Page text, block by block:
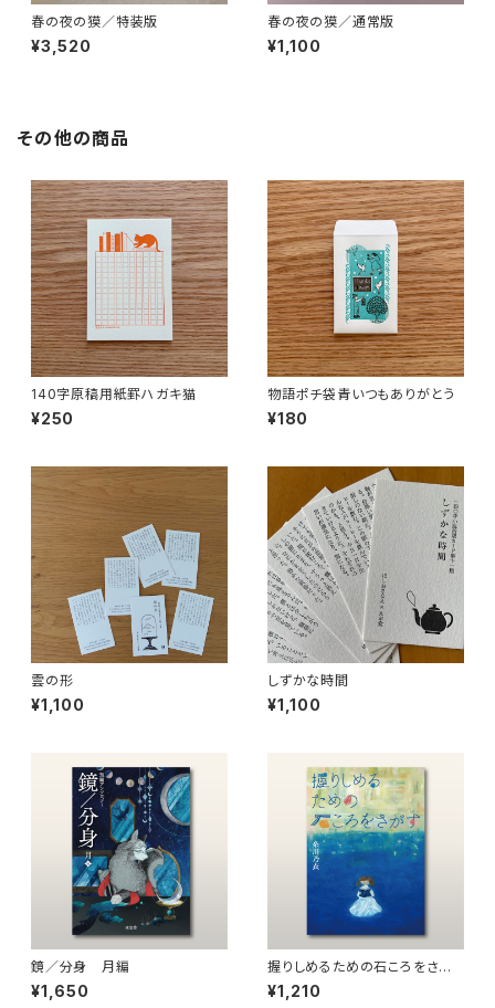
春の夜の獏／特装版
¥3,520
春の夜の獏／通常版
¥1,100
その他の商品
140字原稿用紙罫ハガキ猫
¥250
物語ポチ袋青いつもありがとう
¥180
雲の形
¥1,100
しずかな時間
¥1,100
鏡／分身 月編
¥1,650
握りしめるための石ころをさが
す
¥1,210